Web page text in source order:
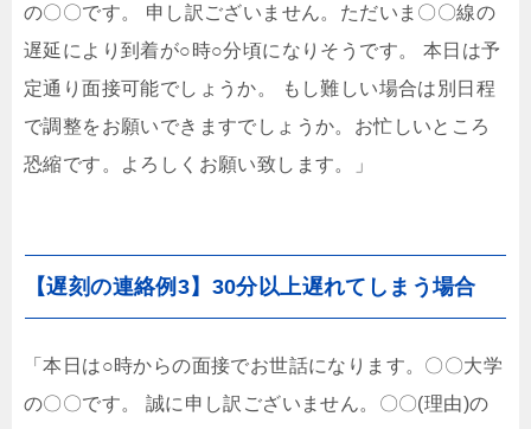
の〇〇です。 申し訳ございません。ただいま〇〇線の
遅延により到着が○時○分頃になりそうです。 本日は予
定通り面接可能でしょうか。 もし難しい場合は別日程
で調整をお願いできますでしょうか。お忙しいところ
恐縮です。よろしくお願い致します。」
【遅刻の連絡例3】30分以上遅れてしまう場合
「本日は○時からの面接でお世話になります。〇〇大学
の〇〇です。 誠に申し訳ございません。〇〇(理由)の